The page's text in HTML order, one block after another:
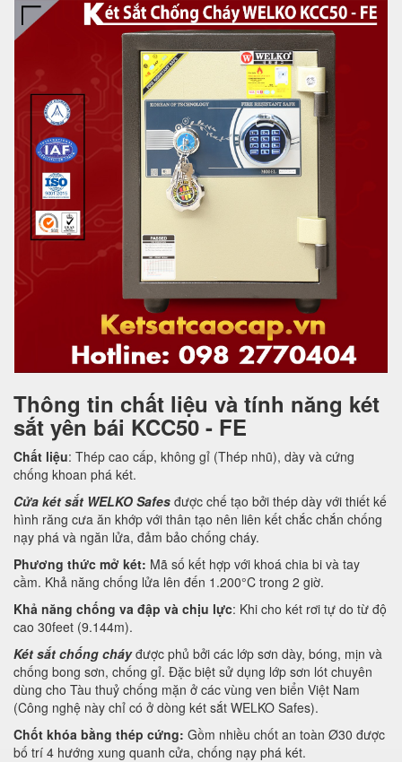
Thông tin chất liệu và tính năng két
sắt yên bái KCC50 - FE
Chất liệu: Thép cao cấp, không gỉ (Thép nhũ), dày và cứng
chống khoan phá két.
Cửa két sắt WELKO Safes được chế tạo bởi thép dày với thiết kế
hình răng cưa ăn khớp với thân tạo nên liên kết chắc chắn chống
nạy phá và ngăn lửa, đảm bảo chống cháy.
Phương thức mở két: Mã số kết hợp với khoá chia bi và tay
cầm. Khả năng chống lửa lên đến 1.200°C trong 2 giờ.
Khả năng chống va đập và chịu lực: Khi cho két rơi tự do từ độ
cao 30feet (9.144m).
Két sắt chống cháyđược phủ bởi các lớp sơn dày, bóng, mịn và
chống bong sơn, chống gỉ. Đặc biệt sử dụng lớp sơn lót chuyên
dùng cho Tàu thuỷ chống mặn ở các vùng ven biển Việt Nam
(Công nghệ này chỉ có ở dòng két sắt WELKO Safes).
Chốt khóa bằng thép cứng: Gồm nhiều chốt an toàn Ø30 được
bố trí 4 hướng xung quanh cửa, chống nạy phá két.